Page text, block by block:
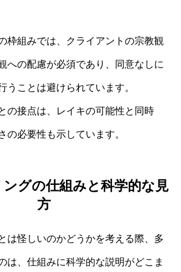
枠組みでは、クライアントの宗教観
への配慮が必須であり、同意なしに
うことは避けられています。
の接点は、レイキの可能性と同時
の必要性も示しています。
グの仕組みと科学的な見
方
は怪しいのかどうかを考える際、多
は、仕組みに科学的な説明がどこま